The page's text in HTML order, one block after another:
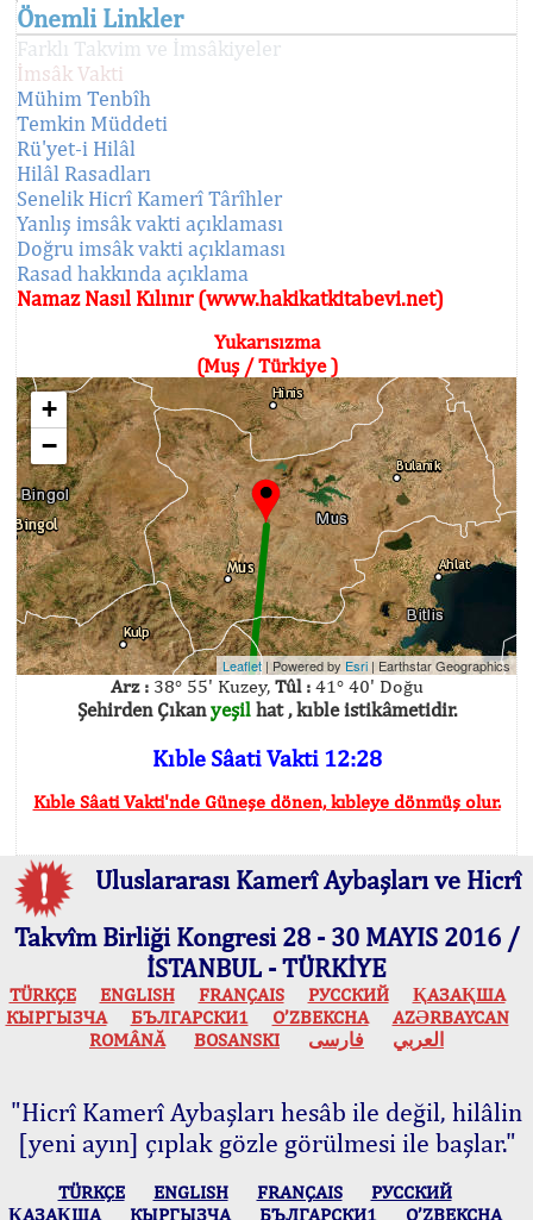
Önemli Linkler
Farklı Takvim ve İmsâkiyeler
İmsâk Vakti
Mühim Tenbîh
Temkin Müddeti
Rü'yet-i Hilâl
Hilâl Rasadları
Senelik Hicrî Kamerî Târîhler
Yanlış imsâk vakti açıklaması
Doğru imsâk vakti açıklaması
Rasad hakkında açıklama
Namaz Nasıl Kılınır (www.hakikatkitabevi.net)
Yukarısızma
(Muş / Türkiye )
+
−
Leaflet| Powered by Esri | Earthstar Geographics
Arz :38° 55' Kuzey, Tûl :41° 40' Doğu
Şehirden Çıkanyeşilhat , kıble istikâmetidir.
Kıble Sâati Vakti 12:28
Kıble Sâati Vakti'nde Güneşe dönen, kıbleye dönmüş olur.
Uluslararası Kamerî Aybaşları ve Hicrî
Takvîm Birliği Kongresi 28 - 30 MAYIS 2016 /
İSTANBUL - TÜRKİYE
TÜRKÇE ENGLISH FRANÇAIS РУССКИЙ
ҚАЗАҚША
КЫPГЫЗЧA
БЪЛГАРСКИ1 O’ZBEKCHA
AZӘRBAYCAN
ROMÂNĂ
BOSANSKI العربي فارسی
"Hicrî Kamerî Aybaşları hesâb ile değil, hilâlin
[yeni ayın] çıplak gözle görülmesi ile başlar."
TÜRKÇE ENGLISH FRANÇAIS
РУССКИЙ
ҚАЗАҚША
КЫPГЫЗЧA БЪЛГАРСКИ1 O’ZBEKCHA